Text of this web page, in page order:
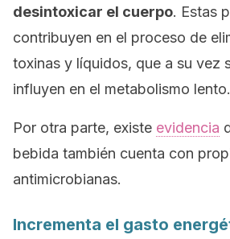
desintoxicar el cuerpo. Estas
contribuyen en el proceso de
toxinas y líquidos, que a su vez
influyen en el metabolismo lento.
Por otra parte, existe evidencia
bebida también cuenta con
antimicrobianas.
Incrementa el gasto